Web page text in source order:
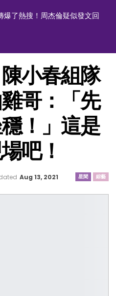
爆了熱搜！周杰倫疑似發文回
小春組隊
哥：「先
！」這是
吧！
星聞 綜藝
Aug 13, 2021